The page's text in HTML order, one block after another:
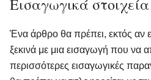
Εισαγωγικά στοιχεία
Ένα άρθρο θα πρέπει, εκτός αν
ξεκινά με μια εισαγωγή που να
περισσότερες εισαγωγικές